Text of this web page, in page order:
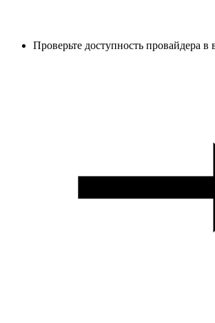
Проверьте доступность провайдера